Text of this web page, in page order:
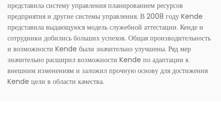
представила систему управления планированием ресурсов
предприятия и другие системы управления. В 2008 году Kende
представила выдающуюся модель служебной аттестации. Кенде и
сотрудники добились больших успехов. Общая производительность
и возможности Kende были значительно улучшены. Ряд мер
значительно расширил возможности Kende по адаптации к
внешним изменениям и заложил прочную основу для достижения
Kende цели в области качества.